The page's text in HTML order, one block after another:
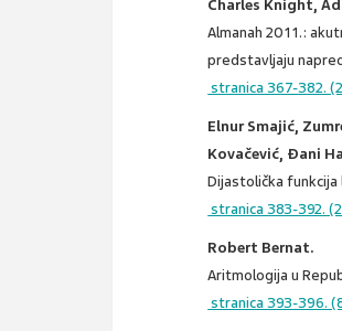
Charles Knight,
Almanah 2011.:
predstavljaju
stranica 367-382.
Elnur Smajić,
Kovačević, Đani
Dijastolička
stranica 383-392.
Robert Bernat.
Aritmologija u
stranica 393-396.